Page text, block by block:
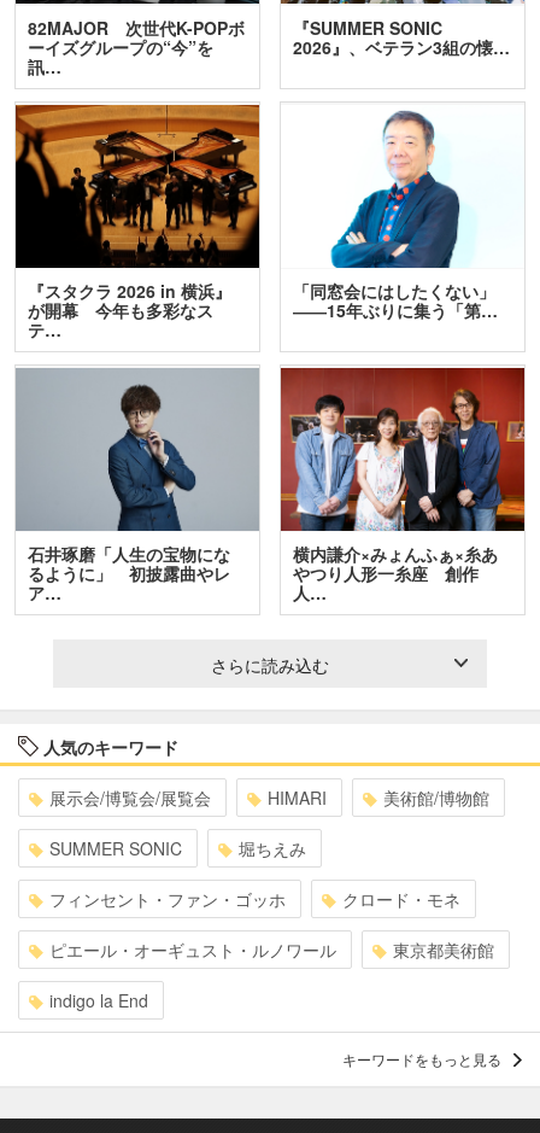
82MAJOR 次世代K-POPボ
ーイズグループの“今”を
訊…
『SUMMER SONIC
2026』、ベテラン3組の懐…
『スタクラ 2026 in 横浜』
が開幕 今年も多彩なス
テ…
「同窓会にはしたくない」
――15年ぶりに集う「第…
石井琢磨「人生の宝物にな
るように」 初披露曲やレ
ア…
横内謙介×みょんふぁ×糸あ
やつり人形一糸座 創作
人…
さらに読み込む
人気のキーワード
展示会/博覧会/展覧会 HIMARI 美術館/博物館
SUMMER SONIC 堀ちえみ
フィンセント・ファン・ゴッホ クロード・モネ
ピエール・オーギュスト・ルノワール 東京都美術館
indigo la End
キーワードをもっと見る